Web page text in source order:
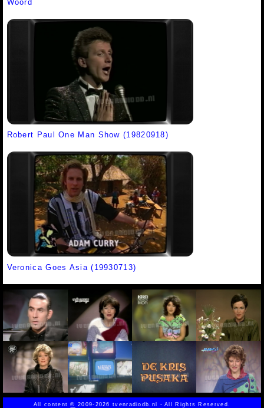
Woord
Robert Paul One Man Show (19820918)
Veronica Goes Asia (19930713)
All content© 2009-2026 tvenradiodb.nl - All Rights Reserved.